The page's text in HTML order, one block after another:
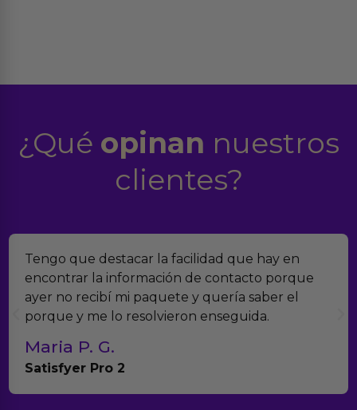
¿Qué opinan nuestros
clientes?
la facilidad que hay en
información de contacto porque
mi paquete y quería saber el
lo resolvieron enseguida.
verdad es
muchísimos